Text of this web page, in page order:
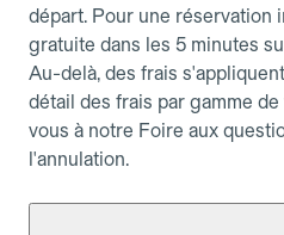
départ. Pour une réservation
gratuite dans les 5 minutes
Au-delà, des frais
détail des frais par gamme
vous à notre Foire aux
l'annulation.